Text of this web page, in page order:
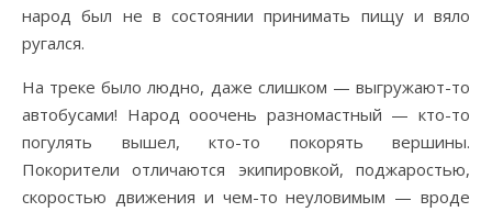
народ был не в состоянии принимать пищу и вяло
ругался.
На треке было людно, даже слишком — выгружают-то
автобусами! Народ ооочень разномастный — кто-то
погулять вышел, кто-то покорять вершины.
Покорители отличаются экипировкой, поджаростью,
скоростью движения и чем-то неуловимым — вроде